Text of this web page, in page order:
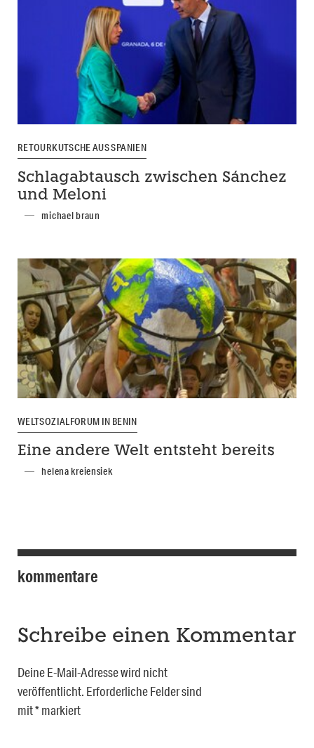
RETOURKUTSCHE AUS SPANIEN
Schlagabtausch zwischen Sánchez
und Meloni
michael braun
WELTSOZIALFORUM IN BENIN
Eine andere Welt entsteht bereits
helena kreiensiek
kommentare
Schreibe einen Kommentar
Deine E-Mail-Adresse wird nicht
veröffentlicht. Erforderliche Felder sind
mit*markiert